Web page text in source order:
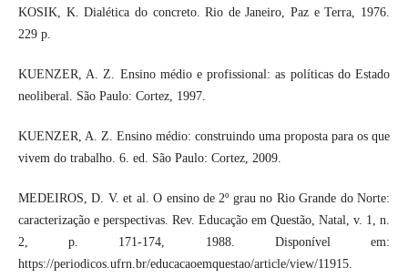
KOSIK, K. Dialética do concreto. Rio de Janeiro, Paz e Terra, 1976.
229 p.
KUENZER, A. Z. Ensino médio e profissional: as políticas do Estado
neoliberal. São Paulo: Cortez, 1997.
KUENZER, A. Z. Ensino médio: construindo uma proposta para os que
vivem do trabalho. 6. ed. São Paulo: Cortez, 2009.
MEDEIROS, D. V. et al. O ensino de 2º grau no Rio Grande do Norte:
caracterização e perspectivas. Rev. Educação em Questão, Natal, v. 1, n.
2, p. 171-174, 1988. Disponível em:
https://periodicos.ufrn.br/educacaoemquestao/article/view/11915.